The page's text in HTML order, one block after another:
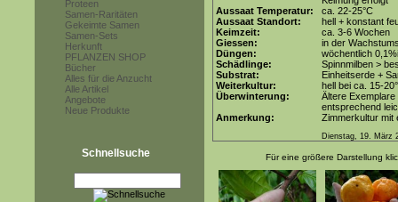
Proteen
Samen-Raritäten
Gekeimte Samen
Samen-Sets
Herkunft
PFLANZEN SHOP
Bücher
Alles für die Anzucht
Alle Artikel
Angebote
Neue Produkte
Schnellsuche
Aussaat Temperatur:
ca. 22-25°C
Aussaat Standort:
hell + konstant
Keimzeit:
ca. 3-6 Wochen
Giessen:
in der
Düngen:
wöchentlich
Schädlinge:
Spinnmilben >
Substrat:
Einheitserde +
Weiterkultur:
hell bei ca. 15-
Überwinterung:
Ältere
entsprechend
Anmerkung:
Zimmerkultur mit
Dienstag, 19. März
Für eine größere Darstellung